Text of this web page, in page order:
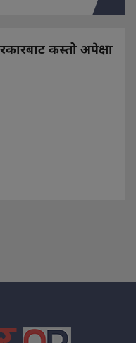
सरकारबाट कस्तो अपेक्षा